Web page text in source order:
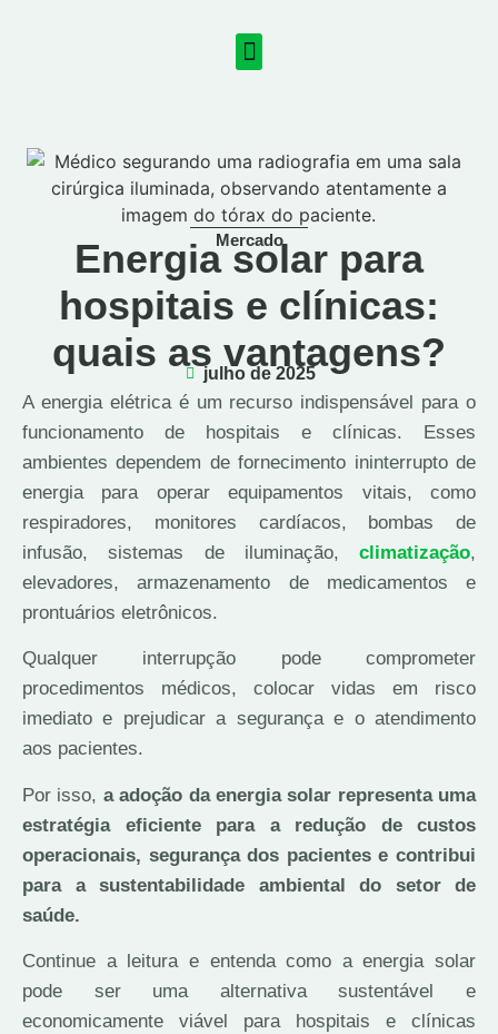
Mercado
Energia solar para
hospitais e clínicas:
quais as vantagens?
julho de 2025
A energia elétrica é um recurso indispensável para o
funcionamento de hospitais e clínicas. Esses
ambientes dependem de fornecimento ininterrupto de
energia para operar equipamentos vitais, como
respiradores, monitores cardíacos, bombas de
infusão, sistemas de iluminação, climatização,
elevadores, armazenamento de medicamentos e
prontuários eletrônicos.
Qualquer interrupção pode comprometer
procedimentos médicos, colocar vidas em risco
imediato e prejudicar a segurança e o atendimento
aos pacientes.
Por isso, a adoção da energia solar representa uma
estratégia eficiente para a redução de custos
operacionais, segurança dos pacientes e contribui
para a sustentabilidade ambiental do setor de
saúde.
Continue a leitura e entenda como a energia solar
pode ser uma alternativa sustentável e
economicamente viável para hospitais e clínicas